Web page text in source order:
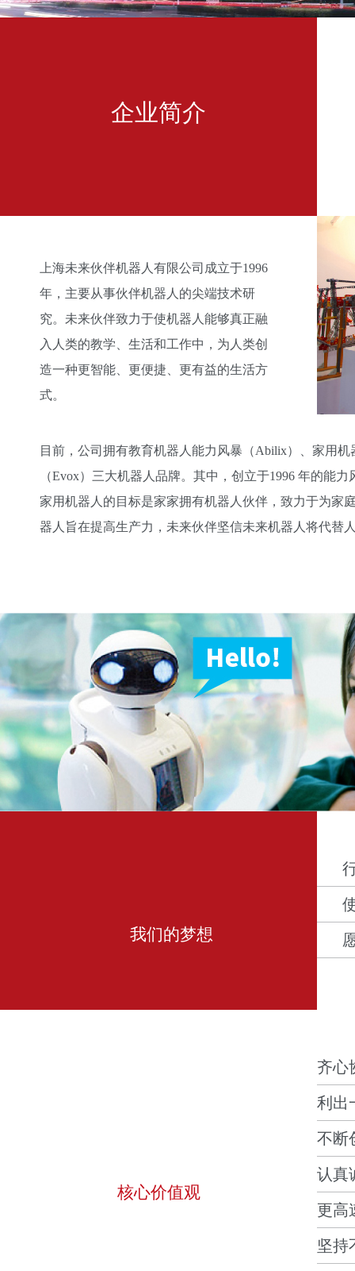
企业简介
上海未来伙伴机器人有限公司成立于1996
年，主要从事伙伴机器人的尖端技术研
究。未来伙伴致力于使机器人能够真正融
入人类的教学、生活和工作中，为人类创
造一种更智能、更便捷、更有益的生活方
式。
目前，公司拥有教育机器人能力风暴（Abilix）、家用
（Evox）三大机器人品牌。其中，创立于1996 年的能
家用机器人的目标是家家拥有机器人伙伴，致力于为家
器人旨在提高生产力，未来伙伴坚信未来机器人将代替
我们的梦想
核心价值观
齐心
利出
不断
认真
更高
坚持